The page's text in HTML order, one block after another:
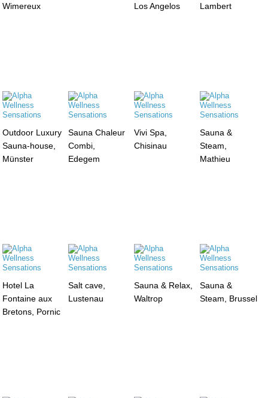
Wimereux Los Angelos Lambert
Outdoor Luxury
Sauna-house,
Münster
Sauna Chaleur
Combi,
Edegem
Vivi Spa,
Chisinau
Sauna &
Steam,
Mathieu
Hotel La
Fontaine aux
Bretons, Pornic
Salt cave,
Lustenau
Sauna & Relax,
Waltrop
Sauna &
Steam, Brussel